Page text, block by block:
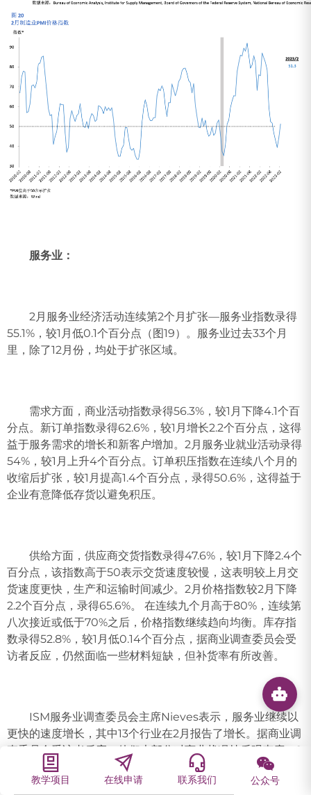
服务业：
2月服务业经济活动连续第2个月扩张—服务业指数录得
55.1%，较1月低0.1个百分点（图19）。服务业过去33个月
里，除了12月份，均处于扩张区域。
需求方面，商业活动指数录得56.3%，较1月下降4.1个百
分点。新订单指数录得62.6%，较1月增长2.2个百分点，这得
益于服务需求的增长和新客户增加。2月服务业就业活动录得
54%，较1月上升4个百分点。订单积压指数在连续八个月的
收缩后扩张，较1月提高1.4个百分点，录得50.6%，这得益于
企业有意降低存货以避免积压。
供给方面，供应商交货指数录得47.6%，较1月下降2.4个
百分点，该指数高于50表示交货速度较慢，这表明较上月交
货速度更快，生产和运输时间减少。2月价格指数较2月下降
2.2个百分点，录得65.6%。 在连续九个月高于80%，连续第
八次接近或低于70%之后，价格指数继续趋向均衡。库存指
数录得52.8%，较1月低0.14个百分点，据商业调查委员会受
访者反应，仍然面临一些材料短缺，但补货率有所改善。
ISM服务业调查委员会主席Nieves表示，服务业继续以
更快的速度增长，其中13个行业在2月报告了增长。据商业调
查委员会受访者反应，他们大部分对商业状况持乐观态度，2
月份供应商加强了能力和物流，交付的速度加快。尽管劳动
力市场紧张，但一些行业的就业情况有所改善，一些行业称
教学项目 在线申请 联系我们 公众号